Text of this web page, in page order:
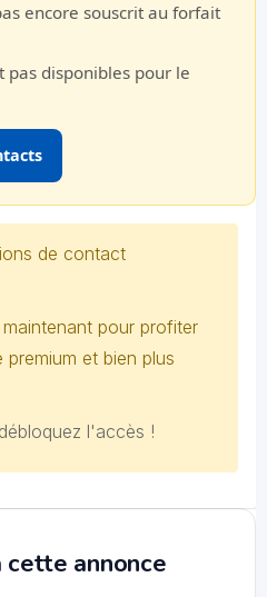
encore souscrit au forfait
pas disponibles pour le
de contact
pour profiter
et bien plus
l'accès !
cette annonce